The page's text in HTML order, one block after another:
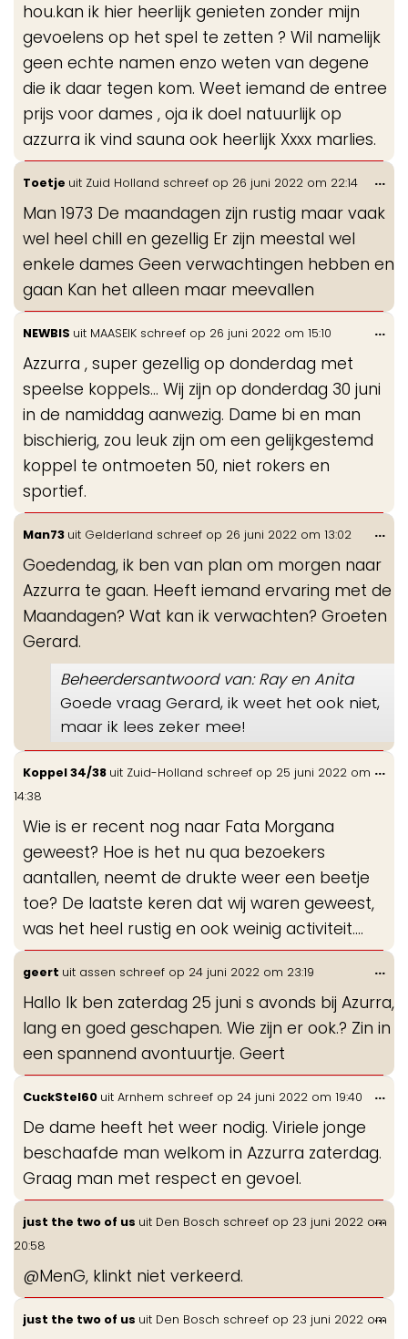
hou.kan ik hier heerlijk genieten zonder mijn
gevoelens op het spel te zetten ? Wil namelijk
geen echte namen enzo weten van degene
die ik daar tegen kom. Weet iemand de entree
prijs voor dames , oja ik doel natuurlijk op
azzurra ik vind sauna ook heerlijk Xxxx marlies.
Toetje uit Zuid Holland schreef op 26 juni 2022 om 22:14
Man 1973 De maandagen zijn rustig maar vaak
wel heel chill en gezellig Er zijn meestal wel
enkele dames Geen verwachtingen hebben en
gaan Kan het alleen maar meevallen
...
NEWBIS uit MAASEIK schreef op 26 juni 2022 om 15:10
Azzurra , super gezellig op donderdag met
speelse koppels... Wij zijn op donderdag 30 juni
in de namiddag aanwezig. Dame bi en man
bischierig, zou leuk zijn om een gelijkgestemd
koppel te ontmoeten 50, niet rokers en
sportief.
...
Man73 uit Gelderland schreef op 26 juni 2022 om 13:02
Goedendag, ik ben van plan om morgen naar
Azzurra te gaan. Heeft iemand ervaring met de
Maandagen? Wat kan ik verwachten? Groeten
Gerard.
Beheerdersantwoord van: Ray en Anita
Goede vraag Gerard, ik weet het ook niet,
maar ik lees zeker mee!
...
Koppel 34/38 uit Zuid-Holland schreef op 25 juni 2022 om
14:38
Wie is er recent nog naar Fata Morgana
geweest? Hoe is het nu qua bezoekers
aantallen, neemt de drukte weer een beetje
toe? De laatste keren dat wij waren geweest,
was het heel rustig en ook weinig activiteit....
...
geert uit assen schreef op 24 juni 2022 om 23:19
Hallo Ik ben zaterdag 25 juni s avonds bij Azurra,
lang en goed geschapen. Wie zijn er ook.? Zin in
een spannend avontuurtje. Geert
...
CuckStel60 uit Arnhem schreef op 24 juni 2022 om 19:40
De dame heeft het weer nodig. Viriele jonge
beschaafde man welkom in Azzurra zaterdag.
Graag man met respect en gevoel.
...
just the two of us uit Den Bosch schreef op 23 juni 2022 om
20:58
@MenG, klinkt niet verkeerd.
...
just the two of us uit Den Bosch schreef op 23 juni 2022 om
...